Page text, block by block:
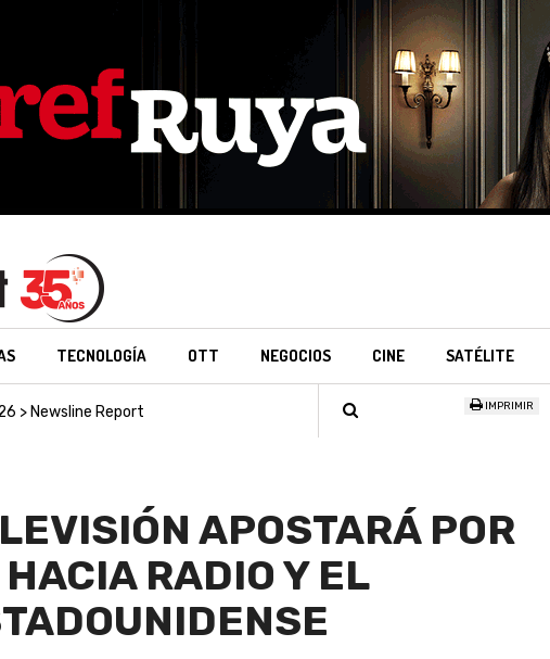
TECNOLOGÍA OTT NEGOCIOS CINE SATÉLITE
> Newsline Report IMPRIMIR
APOSTARÁ POR
RADIO Y EL